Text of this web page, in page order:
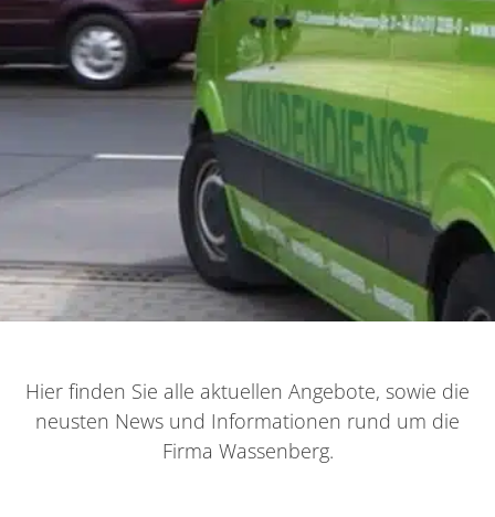
Hier finden Sie alle aktuellen Angebote, sowie die
neusten News und Informationen rund um die
Firma Wassenberg.